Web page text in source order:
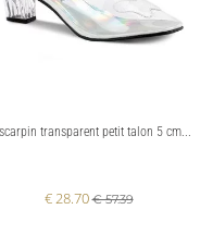
transparent petit talon 5 cm...
€ 28.70 € 57.39